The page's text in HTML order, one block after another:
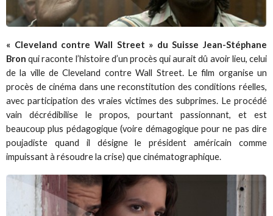
« Cleveland contre Wall Street » du Suisse Jean-Stéphane
Bron qui raconte l’histoire d’un procès qui aurait dû avoir lieu, celui
de la ville de Cleveland contre Wall Street. Le film organise un
procès de cinéma dans une reconstitution des conditions réelles,
avec participation des vraies victimes des subprimes. Le procédé
vain décrédibilise le propos, pourtant passionnant, et est
beaucoup plus pédagogique (voire démagogique pour ne pas dire
poujadiste quand il désigne le président américain comme
impuissant à résoudre la crise) que cinématographique.